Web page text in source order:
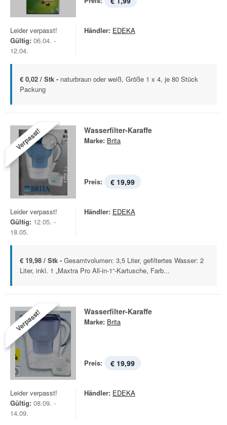
Leider verpasst!
Gültig: 06.04. -
12.04.
Händler: EDEKA
€ 0,02 / Stk - naturbraun oder weiß, Größe 1 x 4, je 80 Stück
Packung
Verpasst! Wasserfilter-Karaffe
Marke: Brita
Preis: € 19,99
Leider verpasst!
Gültig: 12.05. -
18.05.
Händler: EDEKA
€ 19,98 / Stk - Gesamtvolumen: 3,5 Liter, gefiltertes Wasser: 2
Liter, inkl. 1 „Maxtra Pro All-in-1“-Kartusche, Farb...
Verpasst! Wasserfilter-Karaffe
Marke: Brita
Preis: € 19,99
Leider verpasst!
Gültig: 08.09. -
14.09.
Händler: EDEKA